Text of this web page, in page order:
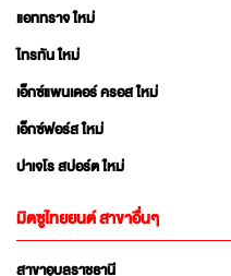
แอททราจ ใหม่
ไทรทัน ใหม่
เอ็กซ์แพนเดอร์ ครอส ใหม่
เอ็กซ์ฟอร์ส ใหม่
ปาเจโร สปอร์ต ใหม่
มิตซูไทยยนต์ สาขาอื่นๆ
สาขาอุบลราชธานี